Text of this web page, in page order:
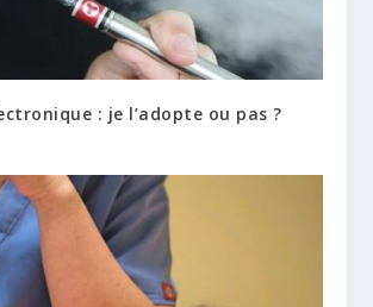
: je l’adopte ou pas ?